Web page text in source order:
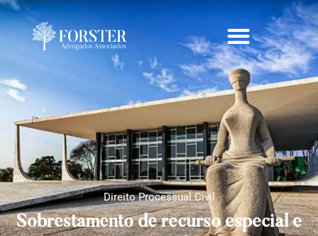
Direito Processual Civil
Sobrestamento de recurso especial e